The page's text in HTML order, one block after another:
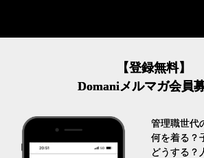
【登録無料】
Domaniメルマガ会員
管理職世代
何を着る？
どうする？